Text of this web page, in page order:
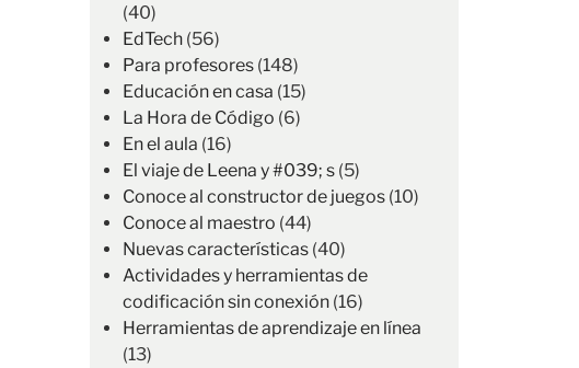
(40)
EdTech (56)
Para profesores (148)
Educación en casa (15)
La Hora de Código (6)
En el aula (16)
El viaje de Leena y #039; s (5)
Conoce al constructor de juegos (10)
Conoce al maestro (44)
Nuevas características (40)
Actividades y herramientas de
codificación sin conexión (16)
Herramientas de aprendizaje en línea
(13)